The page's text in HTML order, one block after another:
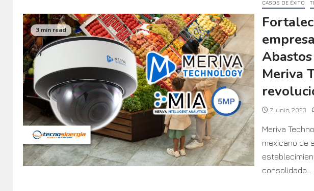
3 min read
CASOS DE ÉXITO
Meriva
7 junio, 2023
Meriva
mexicano de
consolidado...